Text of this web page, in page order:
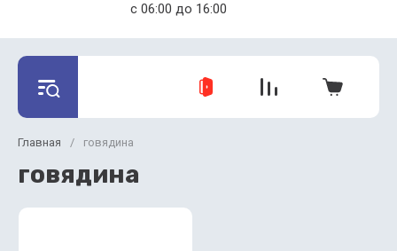
c 06:00 до 16:00
Главная / говядина
говядина